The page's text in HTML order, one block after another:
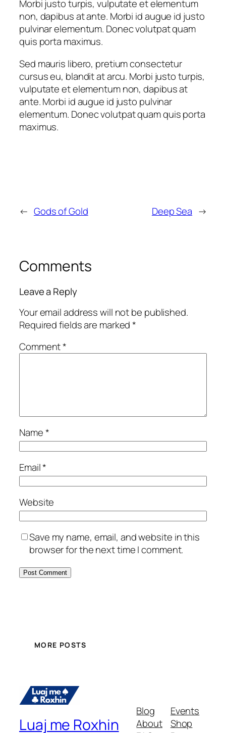
Morbi justo turpis, vulputate et elementum
non, dapibus at ante. Morbi id augue id justo
pulvinar elementum. Donec volutpat quam
quis porta maximus.
Sed mauris libero, pretium consectetur
cursus eu, blandit at arcu. Morbi justo turpis,
vulputate et elementum non, dapibus at
ante. Morbi id augue id justo pulvinar
elementum. Donec volutpat quam quis porta
maximus.
← Gods of Gold Deep Sea →
Comments
Leave a Reply
Your email address will not be published.
Required fields are marked*
Comment*
Name*
Email*
Website
Save my name, email, and website in this
browser for the next time I comment.
MORE POSTS
Luaj me Roxhin
Blog
About
Events
Shop